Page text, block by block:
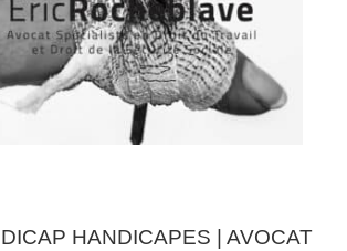
HANDICAPES | AVOCAT